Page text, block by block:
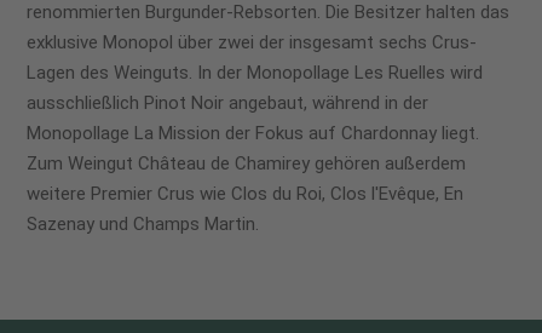
renommierten Burgunder-Rebsorten. Die Besitzer halten das
exklusive Monopol über zwei der insgesamt sechs Crus-
Lagen des Weinguts. In der Monopollage Les Ruelles wird
ausschließlich Pinot Noir angebaut, während in der
Monopollage La Mission der Fokus auf Chardonnay liegt.
Zum Weingut Château de Chamirey gehören außerdem
weitere Premier Crus wie Clos du Roi, Clos l'Evêque, En
Sazenay und Champs Martin.